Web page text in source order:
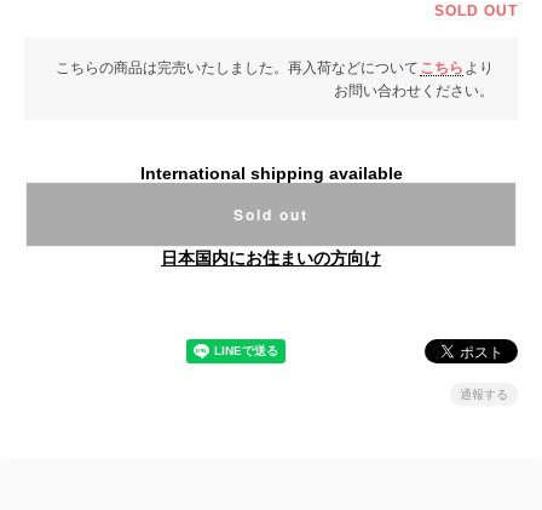
SOLD OUT
こちらの商品は完売いたしました。再入荷などについて こちら より
お問い合わせください。
International shipping available
Sold out
日本国内にお住まいの方向け
通報する